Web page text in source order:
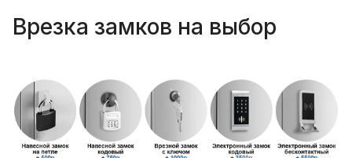
Врезка замков на выбор